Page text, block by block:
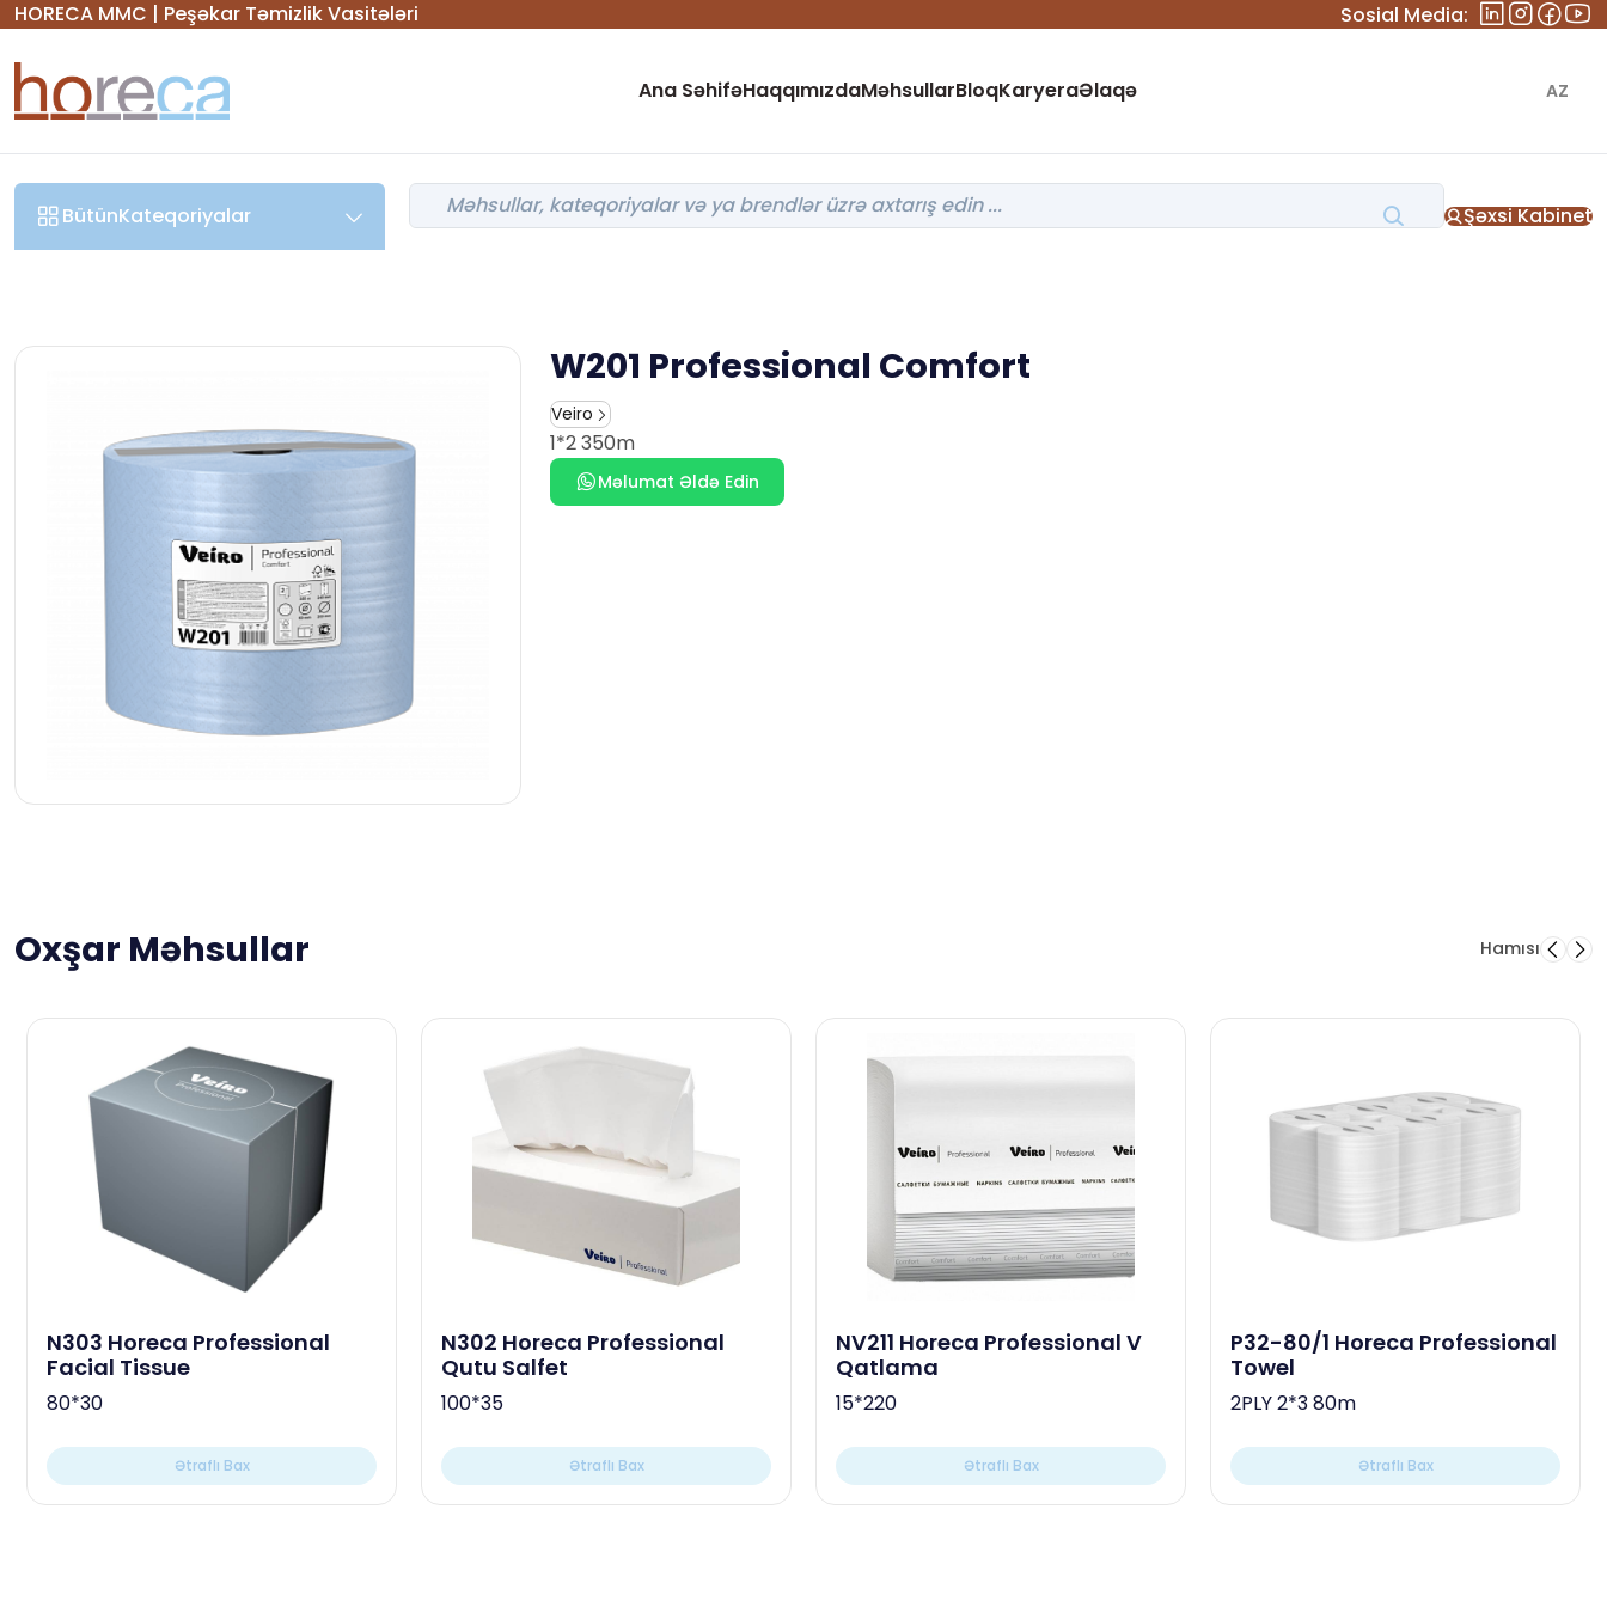
HORECA MMC | Peşəkar Təmizlik Vasitələri Sosial Media:
Ana SəhifəHaqqımızdaMəhsullarBloqKaryeraƏlaqə AZ
BütünKateqoriyalar Şəxsi Kabinet
W201 Professional Comfort
Veiro
1*2 350m
Məlumat Əldə Edin
Oxşar Məhsullar Hamısı
N303 Horeca Professional
Facial Tissue
80*30
Ətraflı Bax
N302 Horeca Professional
Qutu Salfet
100*35
Ətraflı Bax
NV211 Horeca Professional V
Qatlama
15*220
Ətraflı Bax
P32-80/1 Horeca Professional
Towel
2PLY 2*3 80m
Ətraflı Bax